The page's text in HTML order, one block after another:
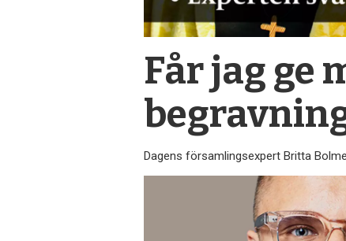
Får jag ge
Dagens församlings­expert Britta